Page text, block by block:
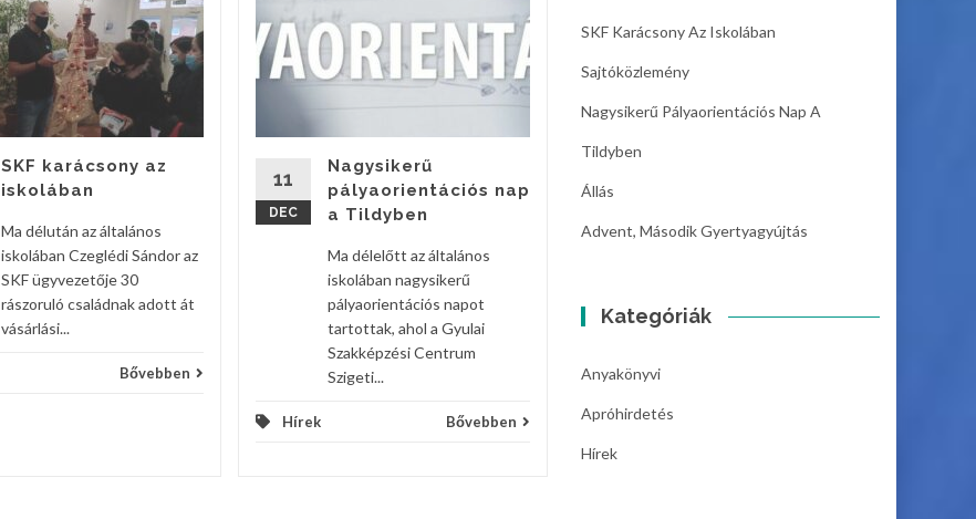
SKF karácsony az
iskolában
Ma délután az általános
iskolában Czeglédi Sándor az
SKF ügyvezetője 30
rászoruló családnak adott át
vásárlási...
Bővebben
11
DEC
Nagysikerű
pályaorientációs nap
a Tildyben
Ma délelőtt az általános
iskolában nagysikerű
pályaorientációs napot
tartottak, ahol a Gyulai
Szakképzési Centrum
Szigeti...
Hírek Bővebben
06
Önkormányzat
Intézményműködtető
SKF Karácsony Az Iskolában
Sajtóközlemény
Nagysikerű Pályaorientációs Nap A
Tildyben
Állás
Advent, Második Gyertyagyújtás
Kategóriák
Anyakönyvi
Apróhirdetés
Hírek